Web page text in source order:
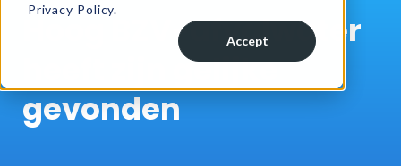
Privacy Policy.
Accept
Hoog BZV-afvalwater
heeft zijn gelijke
gevonden